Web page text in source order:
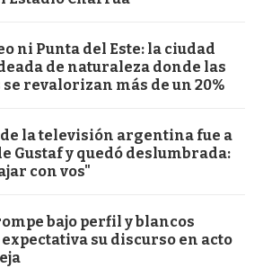
ni Punta del Este: la ciudad
de naturaleza donde las
revalorizan más de un 20%
la televisión argentina fue a
Gustaf y quedó deslumbrada:
con vos"
bajo perfil y blancos
su discurso en acto